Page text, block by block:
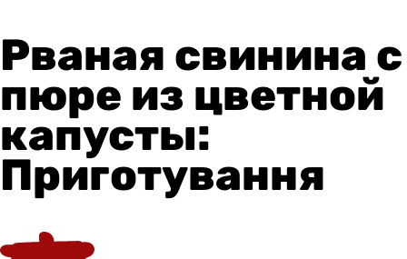
Рваная свинина с
пюре из цветной
капусты:
Приготування